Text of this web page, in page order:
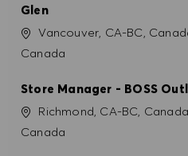
Glen
OrtVancouver, CA-BC,
Canada
Store Manager - BOSS
Ort Richmond, CA-BC, Canada
Canada